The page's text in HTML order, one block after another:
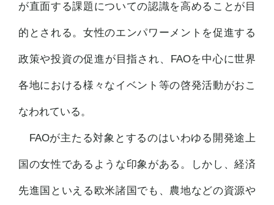
が直面する課題についての認識を高めることが目
的とされる。女性のエンパワーメントを促進する
政策や投資の促進が目指され、FAOを中心に世界
各地における様々なイベント等の啓発活動がおこ
なわれている。
FAOが主たる対象とするのはいわゆる開発途上
国の女性であるような印象がある。しかし、経済
先進国といえる欧米諸国でも、農地などの資源や